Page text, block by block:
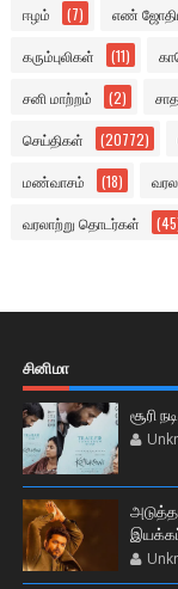
ஈழம் (7) எண்
கரும்புலிகள் (11)
சனி மாற்றம் (2)
செய்திகள் (20772)
மண்வாசம் (18)
வரலாற்று தொடர்கள்
சினிமா
சூரி